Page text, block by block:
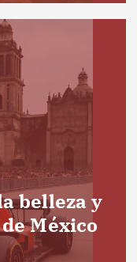
belleza y
México